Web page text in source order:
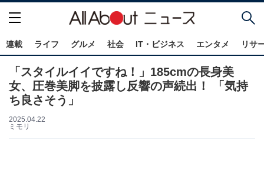
連載 ライフ グルメ 社会 IT・ビジネス エンタメ リサ
「スタイルイイですね！」185cmの長身美
女、圧巻美脚を披露し反響の声続出！ 「気持
ち良さそう」
2025.04.22
ミモリ